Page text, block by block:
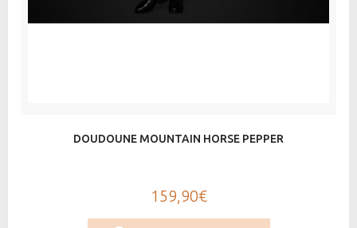
DOUDOUNE MOUNTAIN HORSE PEPPER
159,90€